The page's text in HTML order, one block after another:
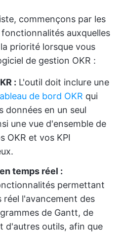
commençons par les
fonctionnalités auxquelles
priorité lorsque vous
de gestion OKR :
: L'outil doit inclure une
de bord OKR qui
données en un seul
une vue d'ensemble de
OKR et vos KPI
temps réel :
permettant
réel l'avancement des
de Gantt, de
d'autres outils, afin que